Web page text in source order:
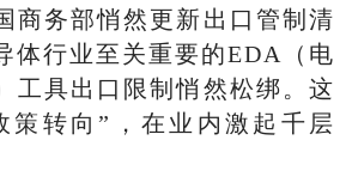
商务部悄然更新出口管制清
体行业至关重要的EDA（电
工具出口限制悄然松绑。这
策转向”，在业内激起千层